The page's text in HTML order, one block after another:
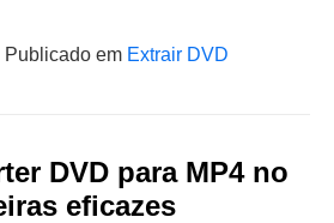
Publicado em Extrair DVD
DVD para MP4 no
eficazes